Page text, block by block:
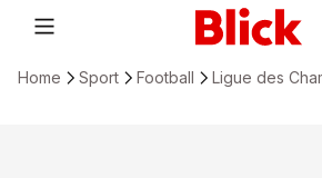
Home Sport Football Ligue des